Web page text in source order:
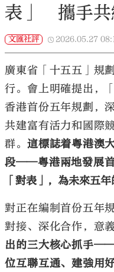
表」 攜手共
文匯社評 2026.05.27
廣東省「十五五」規
行。會上明確提出，
香港首份五年規劃，
共建富有活力和國際
群。 這標誌着粵港澳
段——粵港兩地發展
「對表」，為未來五
對正在編制首份五年
對接、深化合作，意義
出的三大核心抓手
位互聯互通、建強用